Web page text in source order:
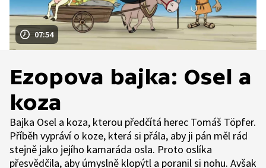
07:54
Ezopova bajka: Osel a
koza
Bajka Osel a koza, kterou předčítá herec Tomáš Töpfer.
Příběh vypráví o koze, která si přála, aby ji pán měl rád
stejně jako jejího kamaráda osla. Proto oslíka
přesvědčila, aby úmyslně klopýtl a poranil si nohu. Avšak